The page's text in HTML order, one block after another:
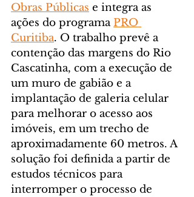
Obras Públicas e integra as
ações do programa PRO
Curitiba. O trabalho prevê a
contenção das margens do Rio
Cascatinha, com a execução de
um muro de gabião e a
implantação de galeria celular
para melhorar o acesso aos
imóveis, em um trecho de
aproximadamente 60 metros. A
solução foi definida a partir de
estudos técnicos para
interromper o processo de